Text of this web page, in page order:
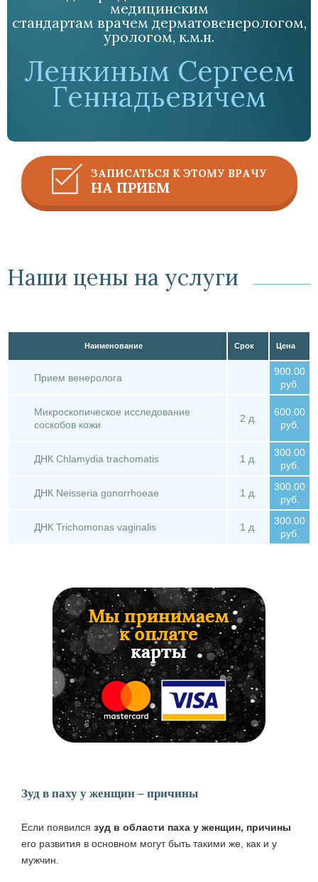
медицинским
стандартам врачем дерматовенерологом,
урологом, к.м.н.
Ленкиным Сергеем
Геннадьевичем
ЗАПИСАТЬСЯ К ЭТОМУ ВРАЧУ
НА ПРИЕМ
Наши цены на услуги
Наименование Срок Цена
Прием венеролога
900.00
руб.
Микроскопическое исследование
соскобов кожи
2 д.
600.00
руб.
ДНК Chlamydia trachomatis 1 д.
300.00
руб.
ДНК Neisseria gonorrhoeae 1 д.
300.00
руб.
ДНК Trichomonas vaginalis 1 д.
300.00
руб.
Зуд в паху у женщин – причины
Если появился зуд в области паха у женщин, причины
его развития в основном могут быть такими же, как и у
мужчин.